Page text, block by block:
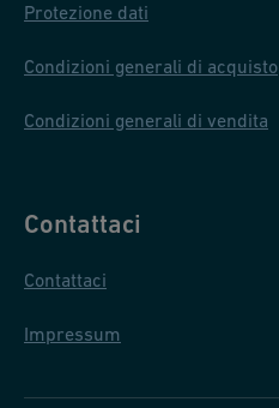
Protezione dati
Condizioni generali di acquisto
Condizioni generali di vendita
Contattaci
Contattaci
Impressum